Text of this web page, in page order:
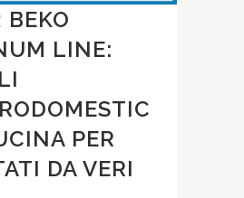
BEKO
LINE:
PER
DA VERI